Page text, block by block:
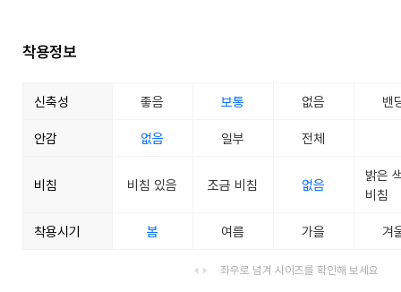
착용정보
신축성 좋음 보통 없음 밴
안감 없음 일부 전체
비침 비침 있음 조금 비침 없음
밝은
비침
착용시기 봄 여름 가을 겨
좌우로 넘겨 사이즈를 확인해 보세요